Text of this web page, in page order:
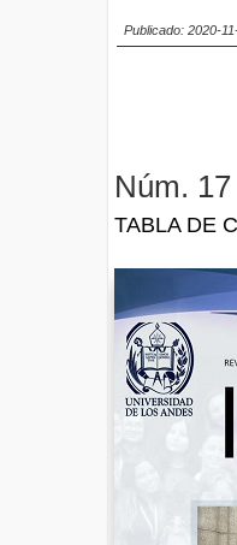
Publicado: 2020-
Núm.
TABLA DE